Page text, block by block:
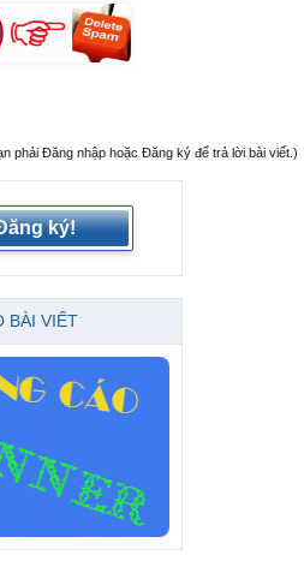
phải Đăng nhập hoặc Đăng ký để trả lời bài viết.)
ký!
BÀI VIẾT